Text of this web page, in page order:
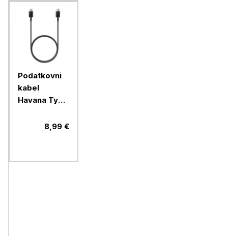
Podatkovni
kabel
Havana Type
meter, črn
8,99 €